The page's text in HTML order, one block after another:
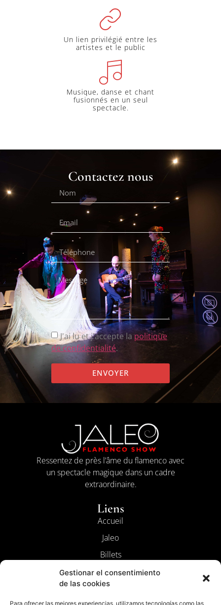
Gestionar el consentimiento
de las cookies
Para ofrecer las mejores experiencias, utilizamos tecnologías como las
Un lien privilégié entre les
artistes et le public
Musique, danse et chant
fusionnés en un seul
spectacle.
Contactez nous
J'ai lu et j'accepte lapolitique
de confidentialité.
ENVOYER
Ressentez de près l’âme du flamenco avec
un spectacle magique dans un cadre
extraordinaire.
Liens
Accueil
Jaleo
Billets
Contact
Le Flamenco